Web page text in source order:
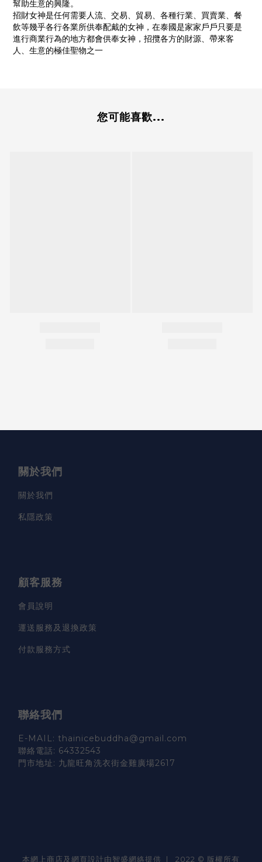
幫助生意的興隆。
招財女神是任何需要人流、交易、貿易、各種行業、買賣業、餐
飲等幾乎各行各業所供奉配戴的女神，在泰國是家家戶戶只要是
進行商業行為的地方都會供奉女神，招攬各方的財源、帶來客
人、生意的極佳聖物之一
您可能喜歡...
關於我們
關於我們
私隱政策
顧客服務
會員說明
運送服務及退換政策
付款服務方式
聯絡我們
E-MAIL: thainicebuddha@gmail.com
聯絡電話: 64332543
門市地址: 九龍旺角洗衣街金雞廣場2617
本網上商店及網頁設計由智盛網絡提供 | 2022 © 版權所有